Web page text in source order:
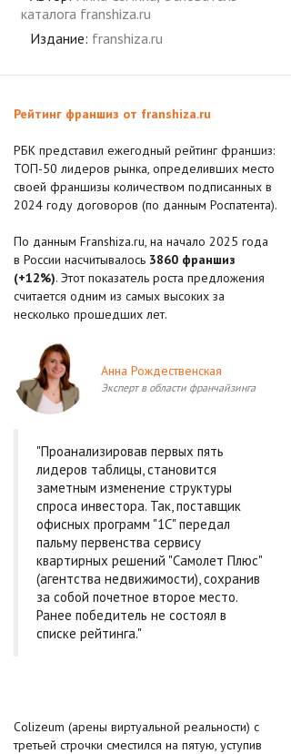
каталога franshiza.ru
Издание: franshiza.ru
Рейтинг франшиз от franshiza.ru
РБК представил ежегодный рейтинг франшиз:
ТОП-50 лидеров рынка, определивших место
своей франшизы количеством подписанных в
2024 году договоров (по данным Роспатента).
По данным Franshiza.ru, на начало 2025 года
в России насчитывалось 3860 франшиз
(+12%). Этот показатель роста предложения
считается одним из самых высоких за
несколько прошедших лет.
Анна Рождественская
Эксперт в области франчайзинга
"Проанализировав первых пять
лидеров таблицы, становится
заметным изменение структуры
спроса инвестора. Так, поставщик
офисных программ "1С" передал
пальму первенства сервису
квартирных решений "Самолет Плюс"
(агентства недвижимости), сохранив
за собой почетное второе место.
Ранее победитель не состоял в
списке рейтинга."
Colizeum (арены виртуальной реальности) с
третьей строчки сместился на пятую, уступив